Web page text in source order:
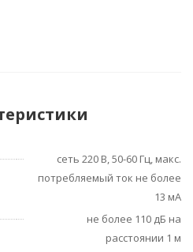
сеть 220 В, 50-60 Гц, макс.
потребляемый ток не более
13 мА
не более 110 дБ на
расстоянии 1 м